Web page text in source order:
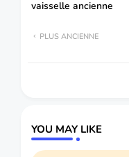
vaisselle ancienne
PLUS ANCIENNE
YOU MAY LIKE